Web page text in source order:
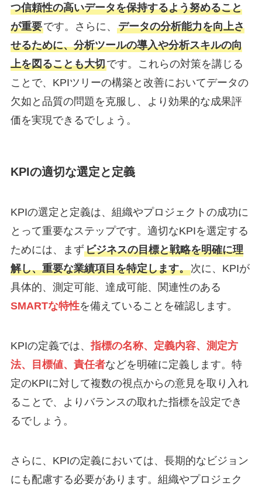
つ信頼性の高いデータを保持するよう努めること
が重要です。さらに、 データの分析能力を向上さ
せるために、分析ツールの導入や分析スキルの向
上を図ることも大切です。これらの対策を講じる
ことで、KPIツリーの構築と改善においてデータの
欠如と品質の問題を克服し、より効果的な成果評
価を実現できるでしょう。
KPIの適切な選定と定義
KPIの選定と定義は、組織やプロジェクトの成功に
とって重要なステップです。適切なKPIを選定する
ためには、まずビジネスの目標と戦略を明確に理
解し、重要な業績項目を特定します。次に、KPIが
具体的、測定可能、達成可能、関連性のある
SMARTな特性を備えていることを確認します。
KPIの定義では、 指標の名称、定義内容、測定方
法、目標値、責任者などを明確に定義します。特
定のKPIに対して複数の視点からの意見を取り入れ
ることで、よりバランスの取れた指標を設定でき
るでしょう。
さらに、KPIの定義においては、長期的なビジョン
にも配慮する必要があります。組織やプロジェク